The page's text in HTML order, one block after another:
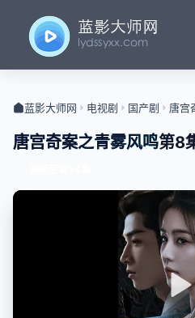
蓝影大师网 电视剧 国产剧 唐宫
唐宫奇案之青雾风鸣第8